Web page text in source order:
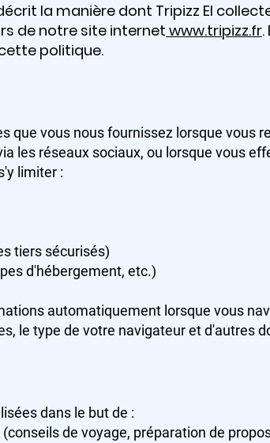
la manière dont Tripizz EI
de notre site internetwww.tripizz.fr
politique.
que vous nous fournissez lorsque vous
les réseaux sociaux, ou lorsque vous
limiter :
tiers sécurisés)
d'hébergement, etc.)
automatiquement lorsque vous
le type de votre navigateur et d'autres
dans le but de :
de voyage, préparation de